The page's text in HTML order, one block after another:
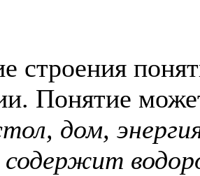
строения
Понятие
дом,
содержит